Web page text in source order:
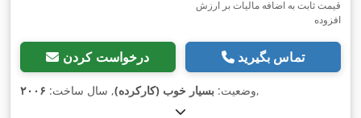
قیمت ثابت به اضافه مالیات بر ارزش
افزوده
درخواست کردن تماس بگیرید
وضعیت: بسیار خوب (کارکرده), سال ساخت: ۲۰۰۶ ,